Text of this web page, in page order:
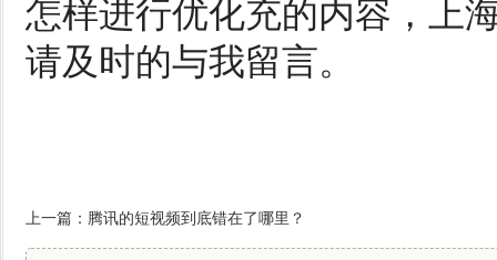
怎样进行优化充的内容，上
请及时的与我留言。
上一篇： 腾讯的短视频到底错在了哪里？